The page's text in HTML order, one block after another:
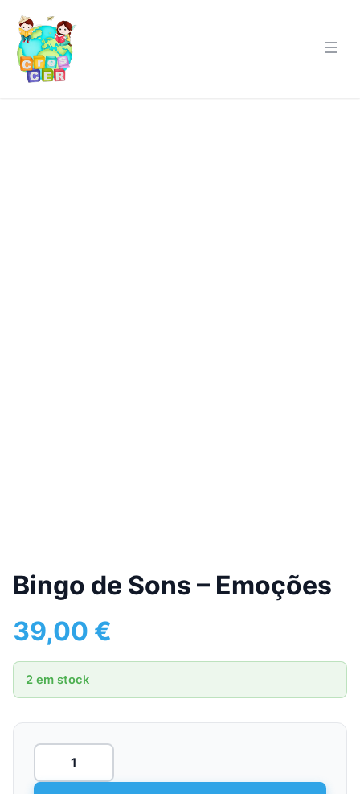
Bingo de Sons – Emoções
39,00 €
2 em stock
Quantidade
Bingo